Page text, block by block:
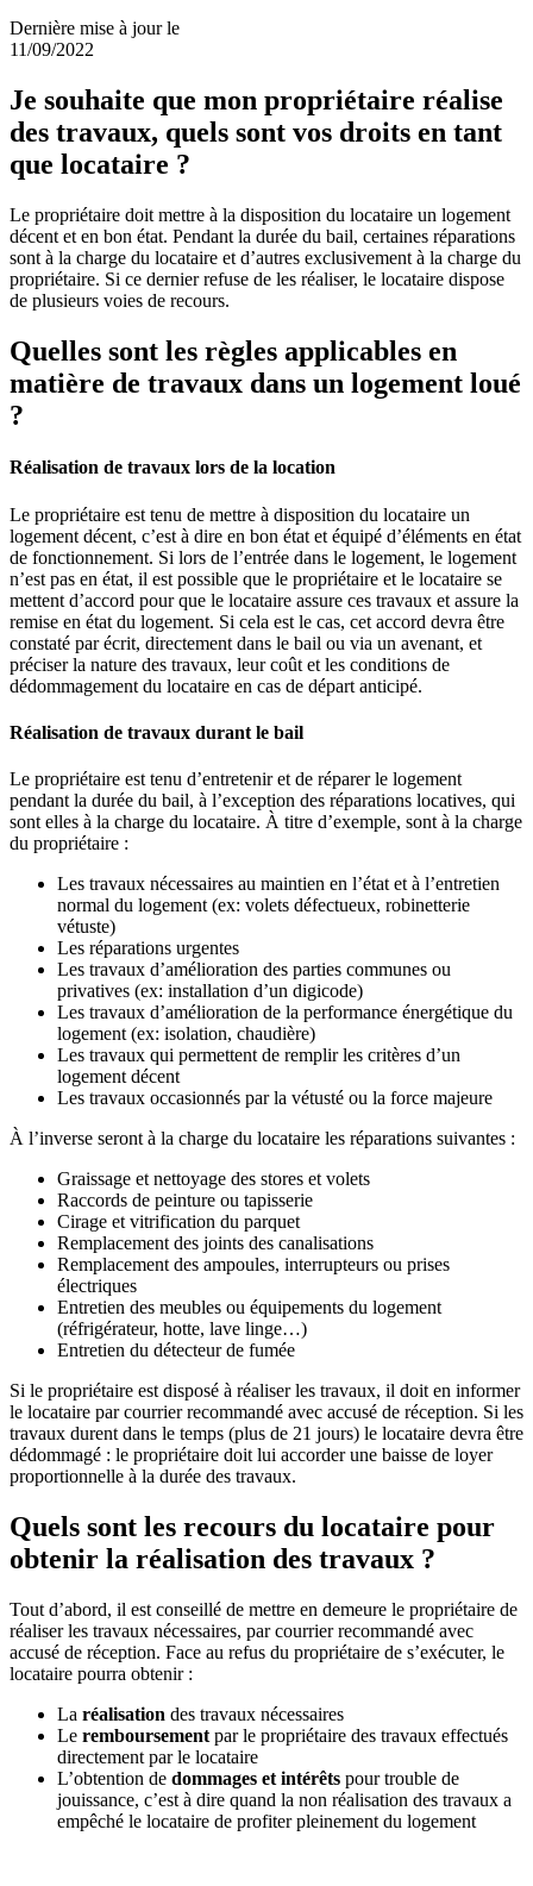
Dernière mise à jour le
11/09/2022
Je souhaite que mon propriétaire réalise
des travaux, quels sont vos droits en tant
que locataire ?
Le propriétaire doit mettre à la disposition du locataire un logement
décent et en bon état. Pendant la durée du bail, certaines réparations
sont à la charge du locataire et d’autres exclusivement à la charge du
propriétaire. Si ce dernier refuse de les réaliser, le locataire dispose
de plusieurs voies de recours.
Quelles sont les règles applicables en
matière de travaux dans un logement loué
?
Réalisation de travaux lors de la location
Le propriétaire est tenu de mettre à disposition du locataire un
logement décent, c’est à dire en bon état et équipé d’éléments en état
de fonctionnement. Si lors de l’entrée dans le logement, le logement
n’est pas en état, il est possible que le propriétaire et le locataire se
mettent d’accord pour que le locataire assure ces travaux et assure la
remise en état du logement. Si cela est le cas, cet accord devra être
constaté par écrit, directement dans le bail ou via un avenant, et
préciser la nature des travaux, leur coût et les conditions de
dédommagement du locataire en cas de départ anticipé.
Réalisation de travaux durant le bail
Le propriétaire est tenu d’entretenir et de réparer le logement
pendant la durée du bail, à l’exception des réparations locatives, qui
sont elles à la charge du locataire. À titre d’exemple, sont à la charge
du propriétaire :
Les travaux nécessaires au maintien en l’état et à l’entretien
normal du logement (ex: volets défectueux, robinetterie
vétuste)
Les réparations urgentes
Les travaux d’amélioration des parties communes ou
privatives (ex: installation d’un digicode)
Les travaux d’amélioration de la performance énergétique du
logement (ex: isolation, chaudière)
Les travaux qui permettent de remplir les critères d’un
logement décent
Les travaux occasionnés par la vétusté ou la force majeure
À l’inverse seront à la charge du locataire les réparations suivantes :
Graissage et nettoyage des stores et volets
Raccords de peinture ou tapisserie
Cirage et vitrification du parquet
Remplacement des joints des canalisations
Remplacement des ampoules, interrupteurs ou prises
électriques
Entretien des meubles ou équipements du logement
(réfrigérateur, hotte, lave linge…)
Entretien du détecteur de fumée
Si le propriétaire est disposé à réaliser les travaux, il doit en informer
le locataire par courrier recommandé avec accusé de réception. Si les
travaux durent dans le temps (plus de 21 jours) le locataire devra être
dédommagé : le propriétaire doit lui accorder une baisse de loyer
proportionnelle à la durée des travaux.
Quels sont les recours du locataire pour
obtenir la réalisation des travaux ?
Tout d’abord, il est conseillé de mettre en demeure le propriétaire de
réaliser les travaux nécessaires, par courrier recommandé avec
accusé de réception. Face au refus du propriétaire de s’exécuter, le
locataire pourra obtenir :
La réalisation des travaux nécessaires
Le remboursement par le propriétaire des travaux effectués
directement par le locataire
L’obtention de dommages et intérêts pour trouble de
jouissance, c’est à dire quand la non réalisation des travaux a
empêché le locataire de profiter pleinement du logement